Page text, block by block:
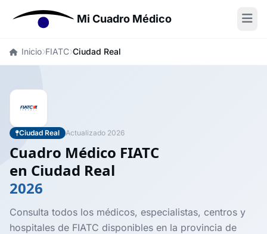
Mi Cuadro Médico
Inicio FIATC Ciudad Real
Ciudad Real Actualizado 2026
Cuadro Médico FIATC
en Ciudad Real
2026
Consulta todos los médicos, especialistas, centros y
hospitales de FIATC disponibles en la provincia de